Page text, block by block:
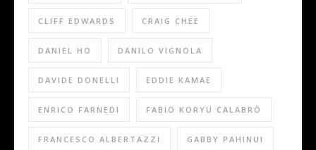
CLIFF EDWARDS CRAIG CHEE
DANIEL HO DANILO VIGNOLA
DAVIDE DONELLI EDDIE KAMAE
ENRICO FARNEDI FABIO KORYU CALABRÒ
FRANCESCO ALBERTAZZI GABBY PAHINUI